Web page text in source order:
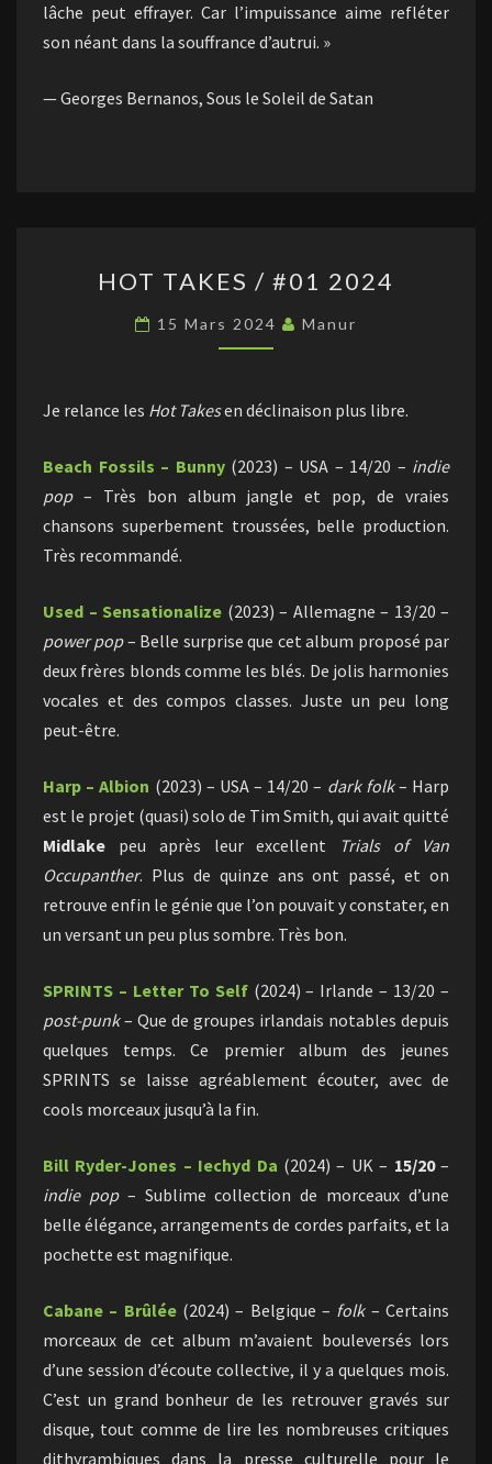
lâche peut effrayer. Car l’impuissance aime refléter
son néant dans la souffrance d’autrui. »
— Georges Bernanos, Sous le Soleil de Satan
TAKES
/
#01
HOT TAKES / #01 2024
15 Mars 2024 Manur
Je relance les Hot Takesen déclinaison plus libre.
Beach Fossils – Bunny(2023) – USA – 14/20 – indie
pop– Très bon album jangle et pop, de vraies
chansons superbement troussées, belle production.
Très recommandé.
Used – Sensationalize (2023) – Allemagne – 13/20 –
power pop– Belle surprise que cet album proposé par
deux frères blonds comme les blés. De jolis harmonies
vocales et des compos classes. Juste un peu long
peut-être.
Harp – Albion (2023) – USA – 14/20 – dark folk– Harp
est le projet (quasi) solo de Tim Smith, qui avait quitté
Midlake peu après leur excellent
Trials of Van
Occupanther. Plus de quinze ans ont passé, et on
retrouve enfin le génie que l’on pouvait y constater, en
un versant un peu plus sombre. Très bon.
SPRINTS – Letter To Self(2024) – Irlande – 13/20 –
post-punk– Que de groupes irlandais notables depuis
quelques temps. Ce premier album des jeunes
SPRINTS se laisse agréablement écouter, avec de
cools morceaux jusqu’à la fin.
Bill Ryder-Jones – Iechyd Da (2024) – UK – 15/20–
indie pop– Sublime collection de morceaux d’une
belle élégance, arrangements de cordes parfaits, et la
pochette est magnifique.
Cabane – Brûlée(2024) – Belgique – folk– Certains
morceaux de cet album m’avaient bouleversés lors
d’une session d’écoute collective, il y a quelques mois.
C’est un grand bonheur de les retrouver gravés sur
disque, tout comme de lire les nombreuses critiques
dithyrambiques dans la presse culturelle pour le